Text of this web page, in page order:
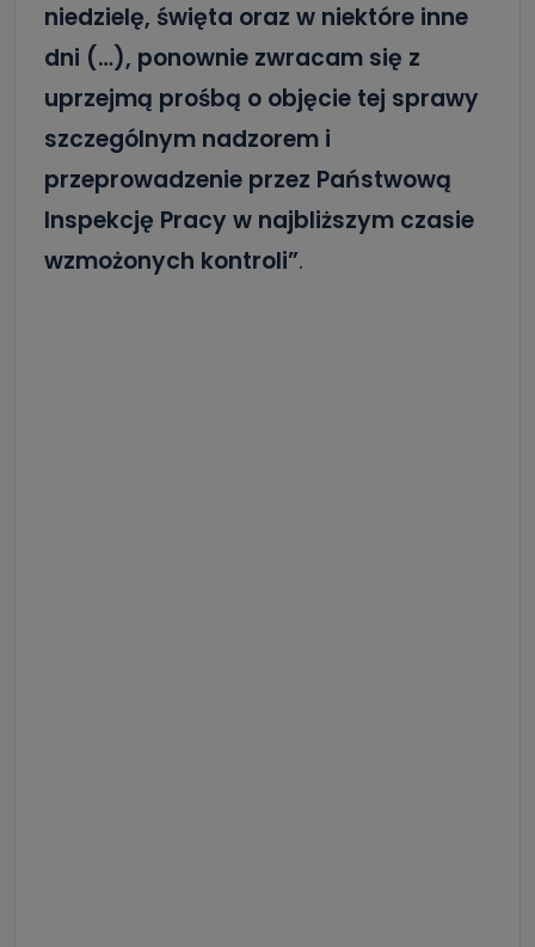
niedzielę, święta oraz w niektóre inne
dni (…), ponownie zwracam się z
uprzejmą prośbą o objęcie tej sprawy
szczególnym nadzorem i
przeprowadzenie przez Państwową
Inspekcję Pracy w najbliższym czasie
wzmożonych kontroli”.